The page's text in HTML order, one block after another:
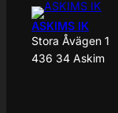
ASKIMS IK
Stora Åvägen 1
436 34 Askim